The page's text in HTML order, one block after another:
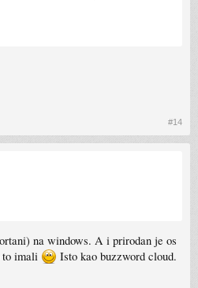
#14
na windows. A i prirodan je os
to imali
Isto kao buzzword cloud.